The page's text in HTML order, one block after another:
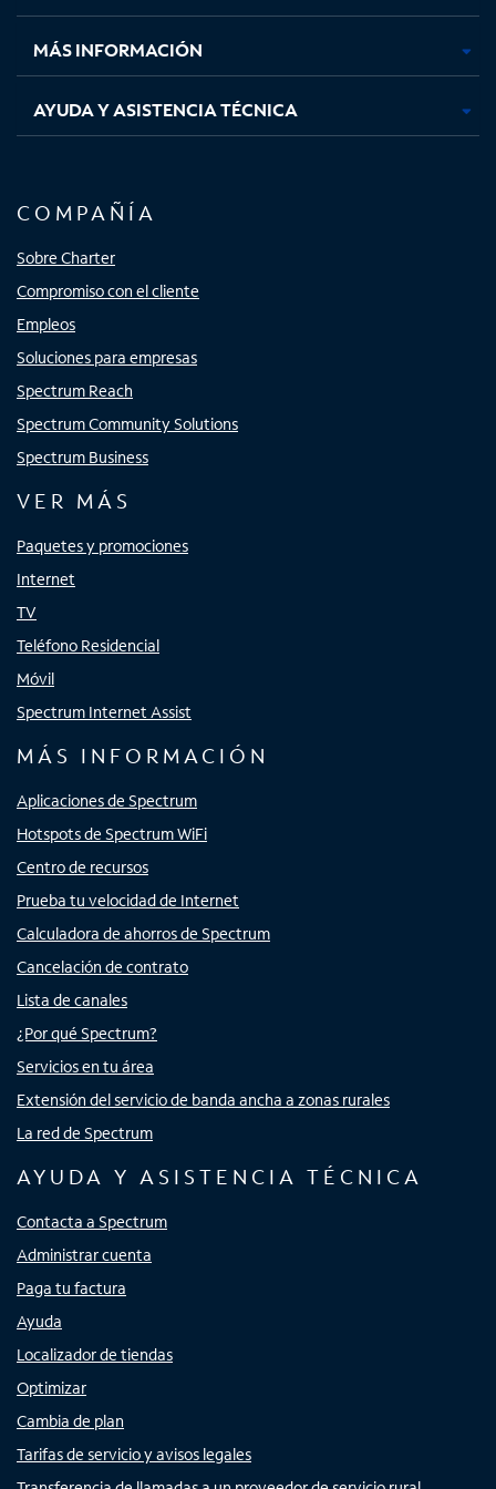
nuevanuevanuevanueva
MÁS INFORMACIÓN
AYUDA Y ASISTENCIA TÉCNICA
COMPAÑÍA
Sobre Charter
Compromiso con el cliente
Empleos
Soluciones para empresas
Spectrum Reach
Spectrum Community Solutions
Spectrum Business
VER MÁS
Paquetes y promociones
Internet
TV
Teléfono Residencial
Móvil
Spectrum Internet Assist
MÁS INFORMACIÓN
Aplicaciones de Spectrum
Hotspots de Spectrum WiFi
Centro de recursos
Prueba tu velocidad de Internet
Calculadora de ahorros de Spectrum
Cancelación de contrato
Lista de canales
¿Por qué Spectrum?
Servicios en tu área
Extensión del servicio de banda ancha a zonas rurales
La red de Spectrum
AYUDA Y ASISTENCIA TÉCNICA
Contacta a Spectrum
Administrar cuenta
Paga tu factura
Ayuda
Localizador de tiendas
Optimizar
Cambia de plan
Tarifas de servicio y avisos legales